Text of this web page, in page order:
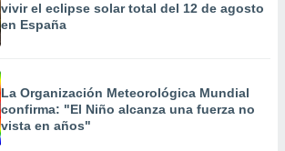
vivir el eclipse solar total del 12 de agosto
en España
La Organización Meteorológica Mundial
confirma: "El Niño alcanza una fuerza no
vista en años"